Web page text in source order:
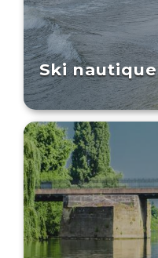
Ski nautique